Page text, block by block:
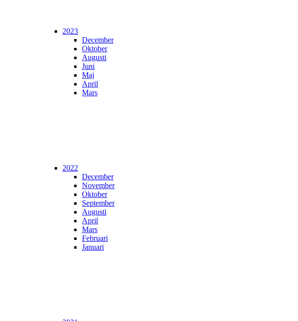
2023
December
Oktober
Augusti
Juni
Maj
April
Mars
2022
December
November
Oktober
September
Augusti
April
Mars
Februari
Januari